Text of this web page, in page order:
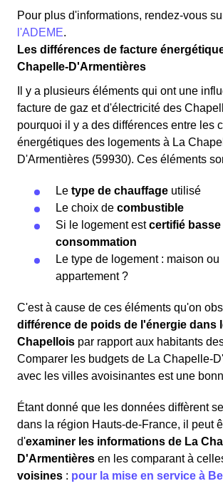
Pour plus d'informations, rendez-vous
l'ADEME.
Les différences de facture
Chapelle-D'Armentières
Il y a plusieurs éléments qui ont une
facture de gaz et d'électricité des
pourquoi il y a des différences entre les
énergétiques des logements à La
D'Armentières (59930). Ces éléments
Le type de chauffage utilisé
Le choix de combustible
Si le logement estcertifié basse
consommation
Le type de logement : maison ou
appartement ?
C'est à cause de ces éléments qu'on
différence de poids de l'énergie dans
Chapellois par rapport aux habitants
Comparer les budgets de La Chapelle-
avec les villes avoisinantes est une
Étant donné que les données diffèrent
dans la région Hauts-de-France, il peut
d'examiner les informations de La
D'Armentières en les comparant à
voisines : pour la mise en service à